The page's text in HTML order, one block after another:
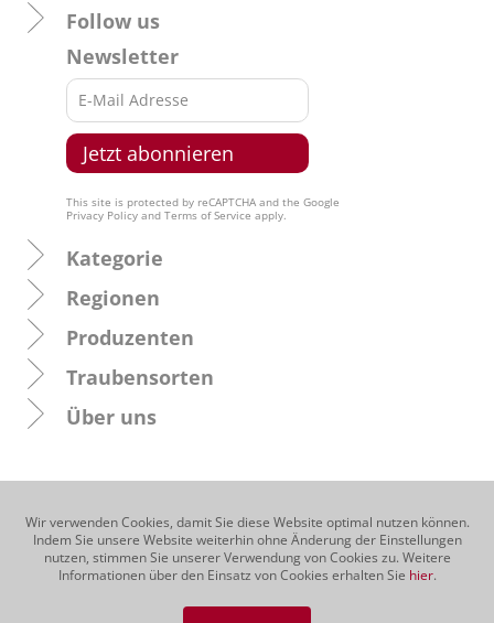
Wir verwenden Cookies, damit Sie diese Website optimal nutzen können.
Indem Sie unsere Website weiterhin ohne Änderung der Einstellungen
nutzen, stimmen Sie unserer Verwendung von Cookies zu. Weitere
Informationen über den Einsatz von Cookies erhalten Sie hier.
Follow us
Newsletter
This site is protected by reCAPTCHA and the Google
Privacy Policy and Terms of Service apply.
Kategorie
Regionen
Produzenten
Traubensorten
Über uns